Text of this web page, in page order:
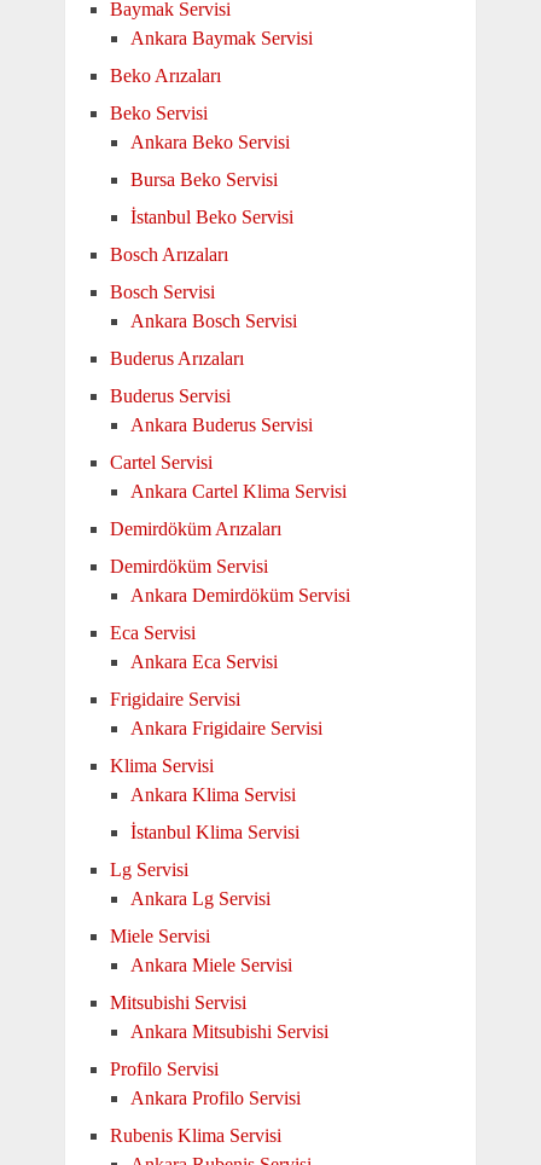
Baymak Servisi
Ankara Baymak Servisi
Beko Arızaları
Beko Servisi
Ankara Beko Servisi
Bursa Beko Servisi
İstanbul Beko Servisi
Bosch Arızaları
Bosch Servisi
Ankara Bosch Servisi
Buderus Arızaları
Buderus Servisi
Ankara Buderus Servisi
Cartel Servisi
Ankara Cartel Klima Servisi
Demirdöküm Arızaları
Demirdöküm Servisi
Ankara Demirdöküm Servisi
Eca Servisi
Ankara Eca Servisi
Frigidaire Servisi
Ankara Frigidaire Servisi
Klima Servisi
Ankara Klima Servisi
İstanbul Klima Servisi
Lg Servisi
Ankara Lg Servisi
Miele Servisi
Ankara Miele Servisi
Mitsubishi Servisi
Ankara Mitsubishi Servisi
Profilo Servisi
Ankara Profilo Servisi
Rubenis Klima Servisi